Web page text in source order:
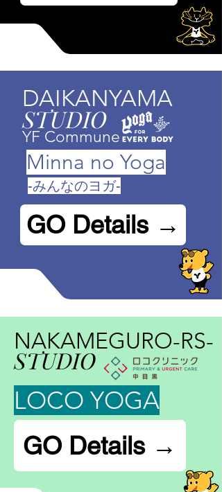
DAIKANYAMA
STUDIO
YF Commune
Minna no Yoga
-みんなのヨガ-
GO Details →
NAKAMEGURO-RS-
STUDIO
LOCO YOGA
GO Details →